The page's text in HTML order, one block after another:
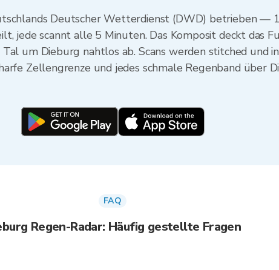
Deutscher Wetterdienst (DWD) betrieben —
jede scannt alle 5 Minuten. Das Komposit deckt das
um Dieburg nahtlos ab. Scans werden stitched und
Zellengrenze und jedes schmale Regenband über
FAQ
Regen-Radar: Häufig gestellte Fragen